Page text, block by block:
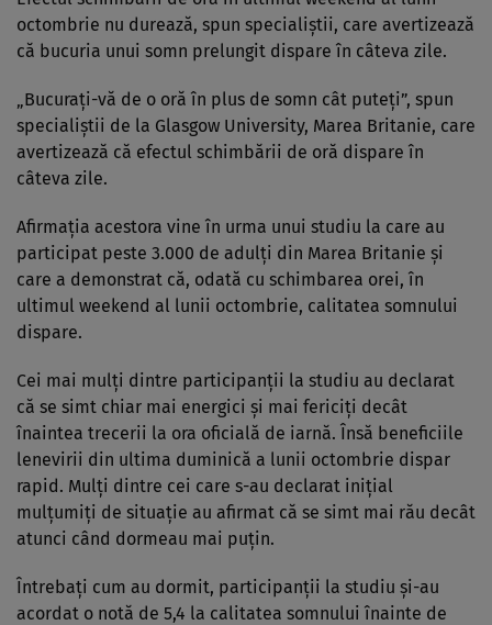
octombrie nu durează, spun specialiştii, care avertizează
că bucuria unui somn prelungit dispare în câteva zile.
„Bucuraţi-vă de o oră în plus de somn cât puteţi”, spun
specialiştii de la Glasgow University, Marea Britanie, care
avertizează că efectul schimbării de oră dispare în
câteva zile.
Afirmaţia acestora vine în urma unui studiu la care au
participat peste 3.000 de adulţi din Marea Britanie şi
care a demonstrat că, odată cu schimbarea orei, în
ultimul weekend al lunii octombrie, calitatea somnului
dispare.
Cei mai mulţi dintre participanţii la studiu au declarat
că se simt chiar mai energici şi mai fericiţi decât
înaintea trecerii la ora oficială de iarnă. Însă beneficiile
lenevirii din ultima duminică a lunii octombrie dispar
rapid. Mulţi dintre cei care s-au declarat inițial
mulţumiţi de situaţie au afirmat că se simt mai rău decât
atunci când dormeau mai puţin.
Întrebaţi cum au dormit, participanţii la studiu şi-au
acordat o notă de 5,4 la calitatea somnului înainte de